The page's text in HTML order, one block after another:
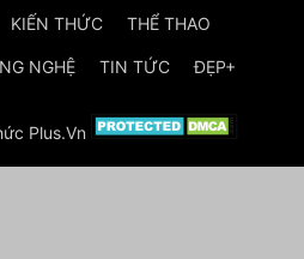
KIẾN THỨC THỂ THAO
NGHỆ TIN TỨC ĐẸP+
Plus.Vn